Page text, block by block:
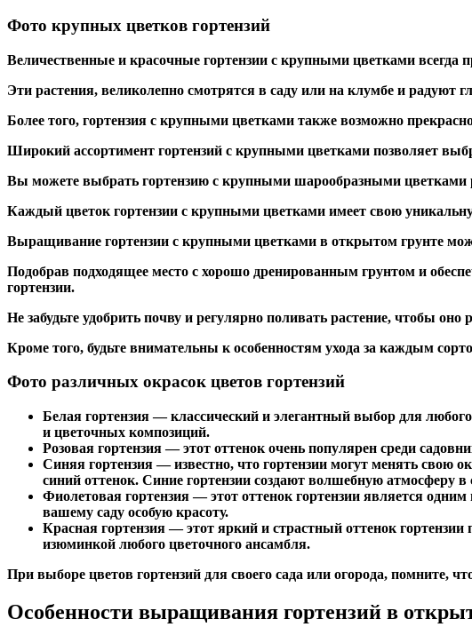
Фото крупных цветков гортензий
Величественные и красочные гортензии с крупными цветками всегда
Эти растения, великолепно смотрятся в саду или на клумбе и
Более того, гортензия с крупными цветками также возможно
Широкий ассортимент гортензий с крупными цветками позволяет
Вы можете выбрать гортензию с крупными шарообразными цветками
Каждый цветок гортензии с крупными цветками имеет свою
Выращивание гортензии с крупными цветками в открытом грунте
Подобрав подходящее место с хорошо дренированным грунтом и
гортензии.
Не забудьте удобрить почву и регулярно поливать растение, чтобы оно
Кроме того, будьте внимательны к особенностям ухода за каждым
Фото различных окрасок цветов гортензий
Белая гортензия — классический и элегантный выбор для
и цветочных композиций.
Розовая гортензия — этот оттенок очень популярен среди
Синяя гортензия — известно, что гортензии могут менять свою
синий оттенок. Синие гортензии создают волшебную атмосферу
Фиолетовая гортензия — этот оттенок гортензии является
вашему саду особую красоту.
Красная гортензия — этот яркий и страстный оттенок
изюминкой любого цветочного ансамбля.
При выборе цветов гортензий для своего сада или огорода, помните,
Особенности выращивания гортензий в